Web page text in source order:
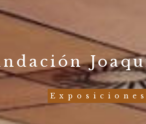
Exposiciones